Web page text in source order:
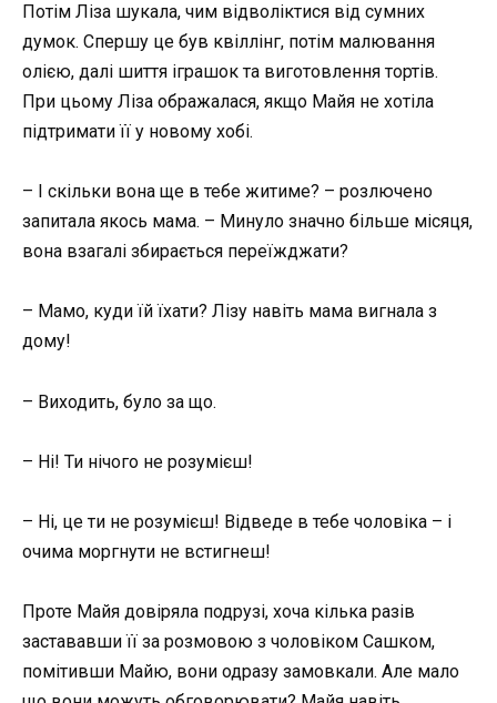
Потім Ліза шукала, чим відволіктися від сумних
думок. Спершу це був квіллінг, потім малювання
олією, далі шиття іграшок та виготовлення тортів.
При цьому Ліза ображалася, якщо Майя не хотіла
підтримати її у новому хобі.
– І скільки вона ще в тебе житиме? – розлючено
запитала якось мама. – Минуло значно більше місяця,
вона взагалі збирається переїжджати?
– Мамо, куди їй їхати? Лізу навіть мама вигнала з
дому!
– Виходить, було за що.
– Ні! Ти нічого не розумієш!
– Ні, це ти не розумієш! Відведе в тебе чоловіка – і
очима моргнути не встигнеш!
Проте Майя довіряла подрузі, хоча кілька разів
застававши її за розмовою з чоловіком Сашком,
помітивши Майю, вони одразу замовкали. Але мало